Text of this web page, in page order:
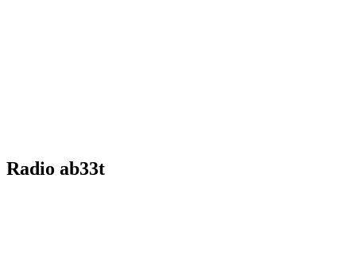
Radio ab33t